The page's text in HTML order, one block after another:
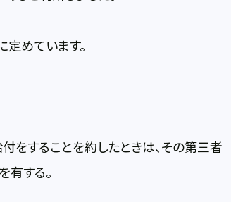
めています。
することを約したときは、その第三者
有する。